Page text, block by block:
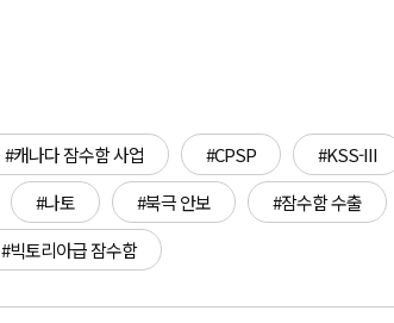
#캐나다 잠수함 사업 #CPSP
#KSS-III
#나토 #북극 안보
#잠수함 수출
#빅토리아급 잠수함